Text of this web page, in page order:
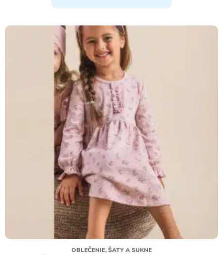
má
variantov.
Možnosti
si
môžete
vybrať
na
stránke
produktu.
OBLEČENIE, ŠATY A SUKNE